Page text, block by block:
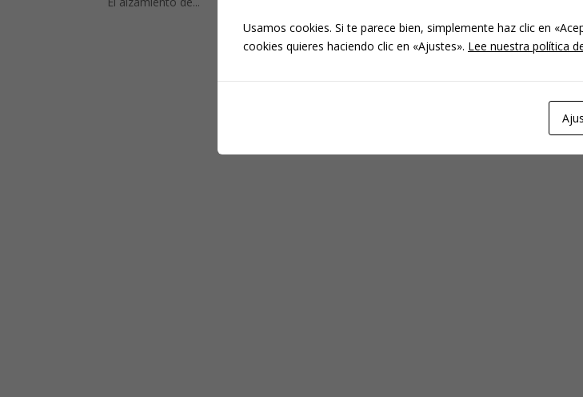
Usamos cookies. Si te parece bien, simplemente haz clic en
cookies quieres haciendo clic en «Ajustes». Lee nuestra política